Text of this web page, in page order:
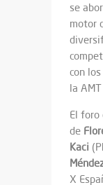
se
motor
con
la
El foro
de
Kaci
X